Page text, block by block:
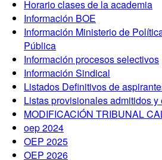
Horario clases de la academia
Información BOE
Información Ministerio de
Pública
Información procesos selectivos
Información Sindical
Listados Definitivos de
Listas provisionales admitidos
MODIFICACIÓN TRIBUNAL
oep 2024
OEP 2025
OEP 2026